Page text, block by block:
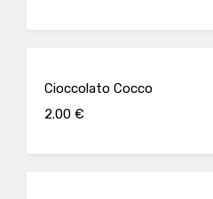
Cioccolato Cocco
2.00 €